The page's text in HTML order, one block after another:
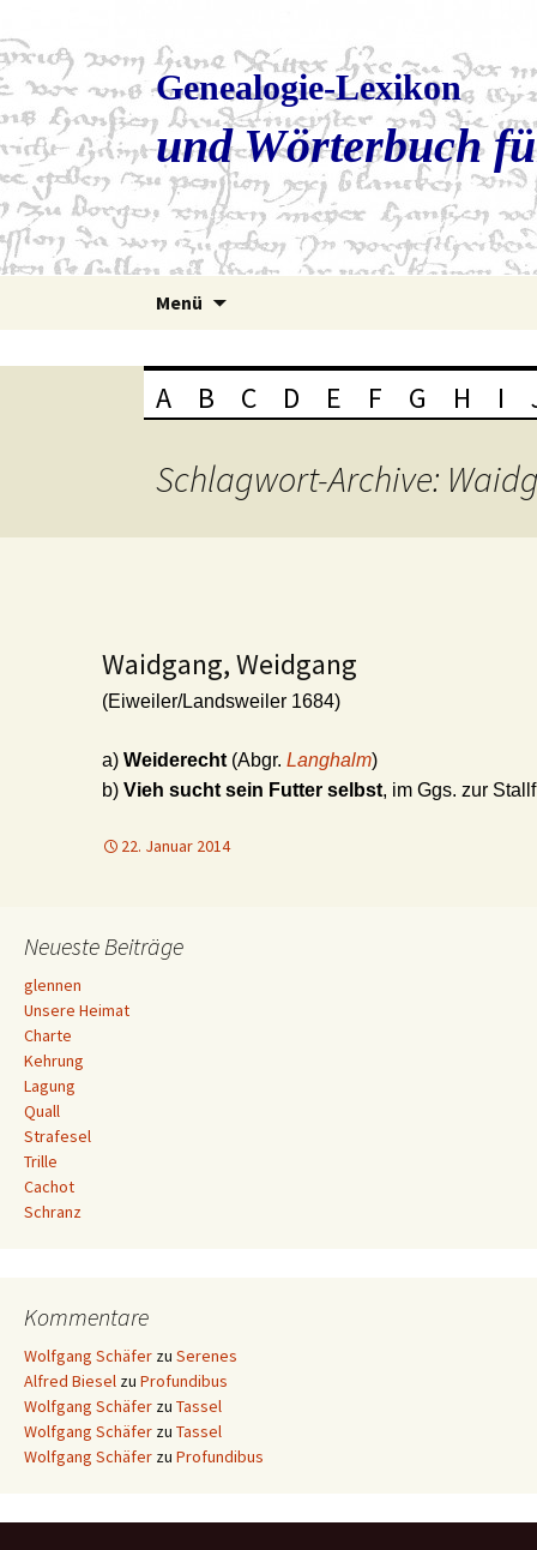
Genealogie-Lexikon
und Wörterbuch
Menü
A B C D E F G H I
Schlagwort-Archive:
Waidgang, Weidgang
(Eiweiler/Landsweiler 1684)
a) Weiderecht (Abgr. Langhalm)
b) Vieh sucht sein Futter selbst, im Ggs. zur
22. Januar 2014
Neueste Beiträge
glennen
Unsere Heimat
Charte
Kehrung
Lagung
Quall
Strafesel
Trille
Cachot
Schranz
Kommentare
Wolfgang Schäfer zu Serenes
Alfred Biesel zu Profundibus
Wolfgang Schäfer zu Tassel
Wolfgang Schäfer zu Tassel
Wolfgang Schäfer zu Profundibus